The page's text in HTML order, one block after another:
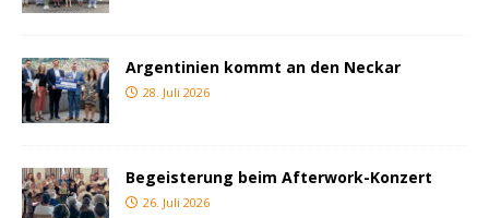
Argentinien kommt an den Neckar
28. Juli 2026
Begeisterung beim Afterwork-Konzert
26. Juli 2026